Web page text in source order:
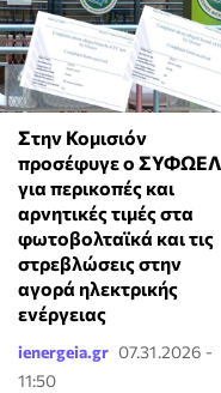
Στην Κομισιόν
προσέφυγε ο ΣΥΦΩΕΛ
για περικοπές και
αρνητικές τιμές στα
φωτοβολταϊκά και τις
στρεβλώσεις στην
αγορά ηλεκτρικής
ενέργειας
ienergeia.gr 07.31.2026 -
11:50